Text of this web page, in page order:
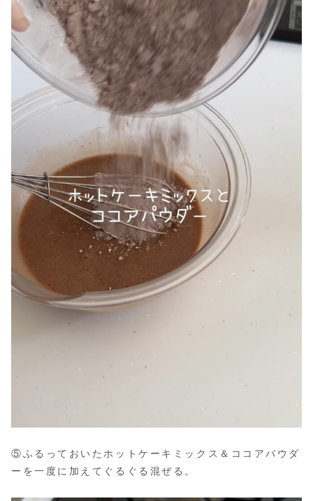
⑤ふるっておいたホットケーキミックス＆ココアパウダ
ーを一度に加えてぐるぐる混ぜる。